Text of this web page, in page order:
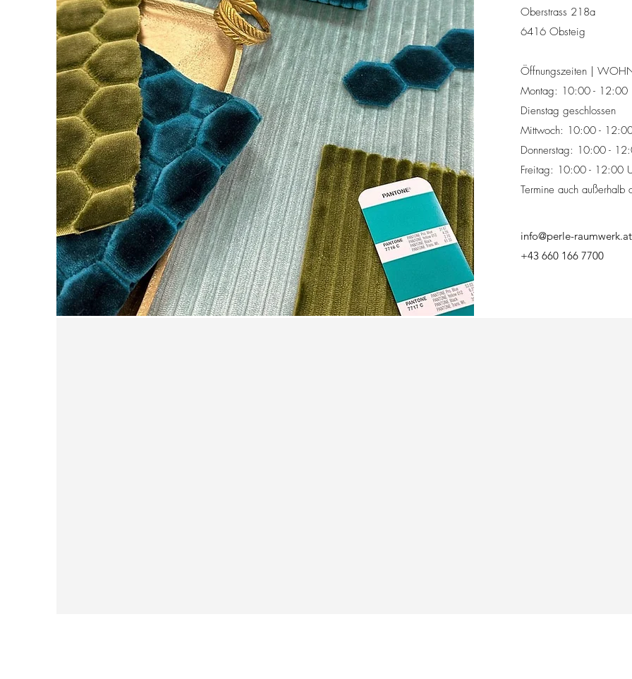
Oberstrass 218a
6416 Obsteig
Öffnungszeiten |
Montag: 10:00 -
Dienstag geschlossen
Mittwoch: 10:00 -
Donnerstag: 10:00 -
Freitag: 10:00 - 12:00
Termine auch
info@perle-raumwerk.at
+43 660 166 7700